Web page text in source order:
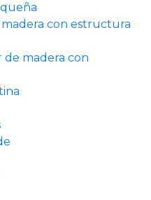
con estructura
de madera con